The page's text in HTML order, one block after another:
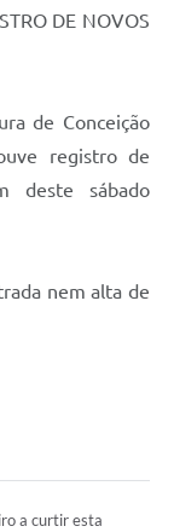
DE NOVOS
de Conceição
registro de
deste sábado
nem alta de
a curtir esta